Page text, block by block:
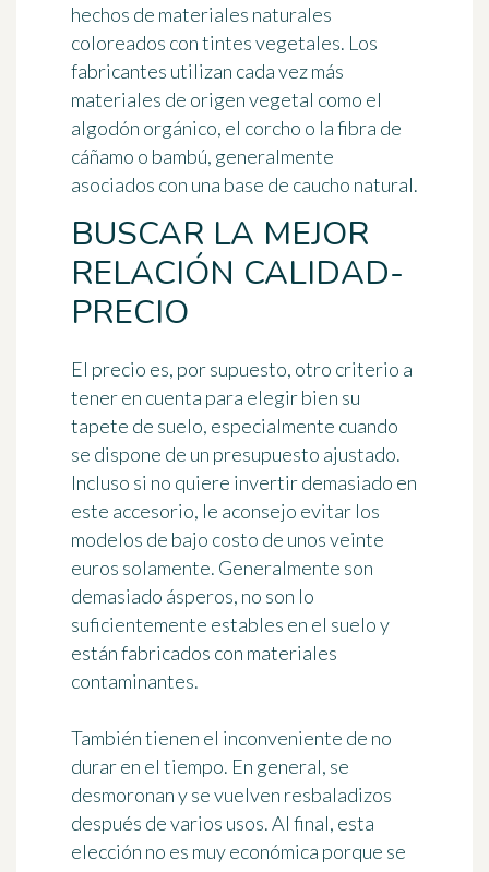
hechos de materiales naturales
coloreados con tintes vegetales. Los
fabricantes utilizan cada vez más
materiales de origen vegetal como el
algodón orgánico, el corcho o la fibra de
cáñamo o bambú, generalmente
asociados con una base de caucho natural.
BUSCAR LA MEJOR
RELACIÓN CALIDAD-
PRECIO
El precio es, por supuesto, otro criterio a
tener en cuenta para elegir bien su
tapete de suelo, especialmente cuando
se dispone de un presupuesto ajustado.
Incluso si no quiere invertir demasiado en
este accesorio, le aconsejo evitar los
modelos de bajo costo de unos veinte
euros solamente. Generalmente son
demasiado ásperos, no son lo
suficientemente estables en el suelo y
están fabricados con materiales
contaminantes.
También tienen el inconveniente de no
durar en el tiempo. En general, se
desmoronan y se vuelven resbaladizos
después de varios usos. Al final, esta
elección no es muy económica porque se